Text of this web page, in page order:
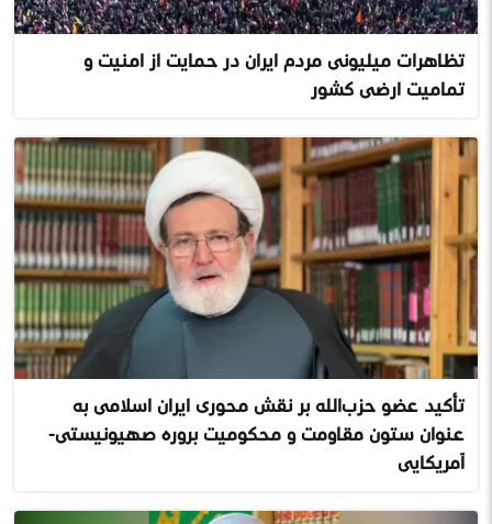
تظاهرات میلیونی مردم ایران در حمایت از امنیت و
تمامیت‌ ارضی کشور
تأکید عضو حزب‌الله بر نقش محوری ایران اسلامی به
عنوان ستون مقاومت و محکومیت پروژه صهیونیستی-
آمریکایی